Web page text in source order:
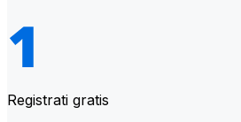
Registrati gratis